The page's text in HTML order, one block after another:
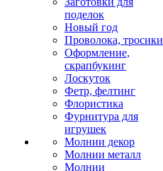
поделок
Новый год
Проволока, тросики
Оформление,
скрапбукинг
Лоскуток
Фетр, фелтинг
Флористика
Фурнитура для
игрушек
Молнии декор
Молнии металл
Молнии